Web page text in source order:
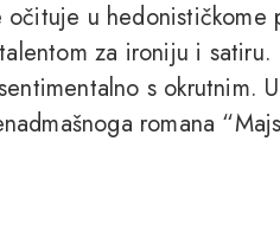
u hedonističkome
za ironiju i
s okrutnim.
romana